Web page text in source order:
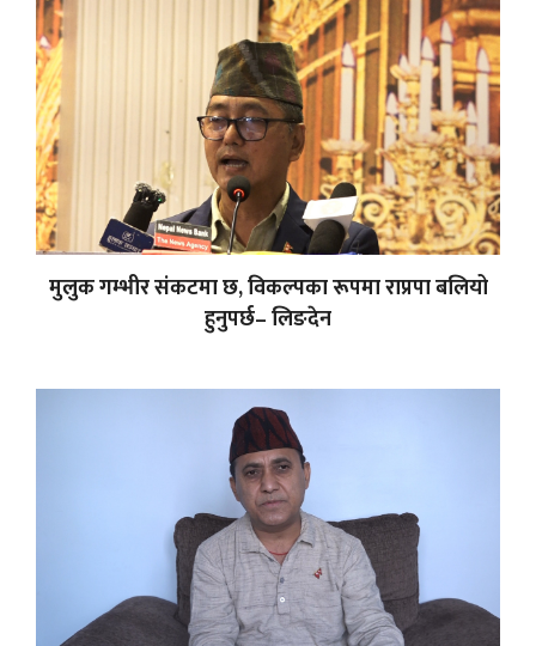
मुलुक गम्भीर संकटमा छ, विकल्पका रूपमा राप्रपा बलियो
हुनुपर्छ– लिङदेन